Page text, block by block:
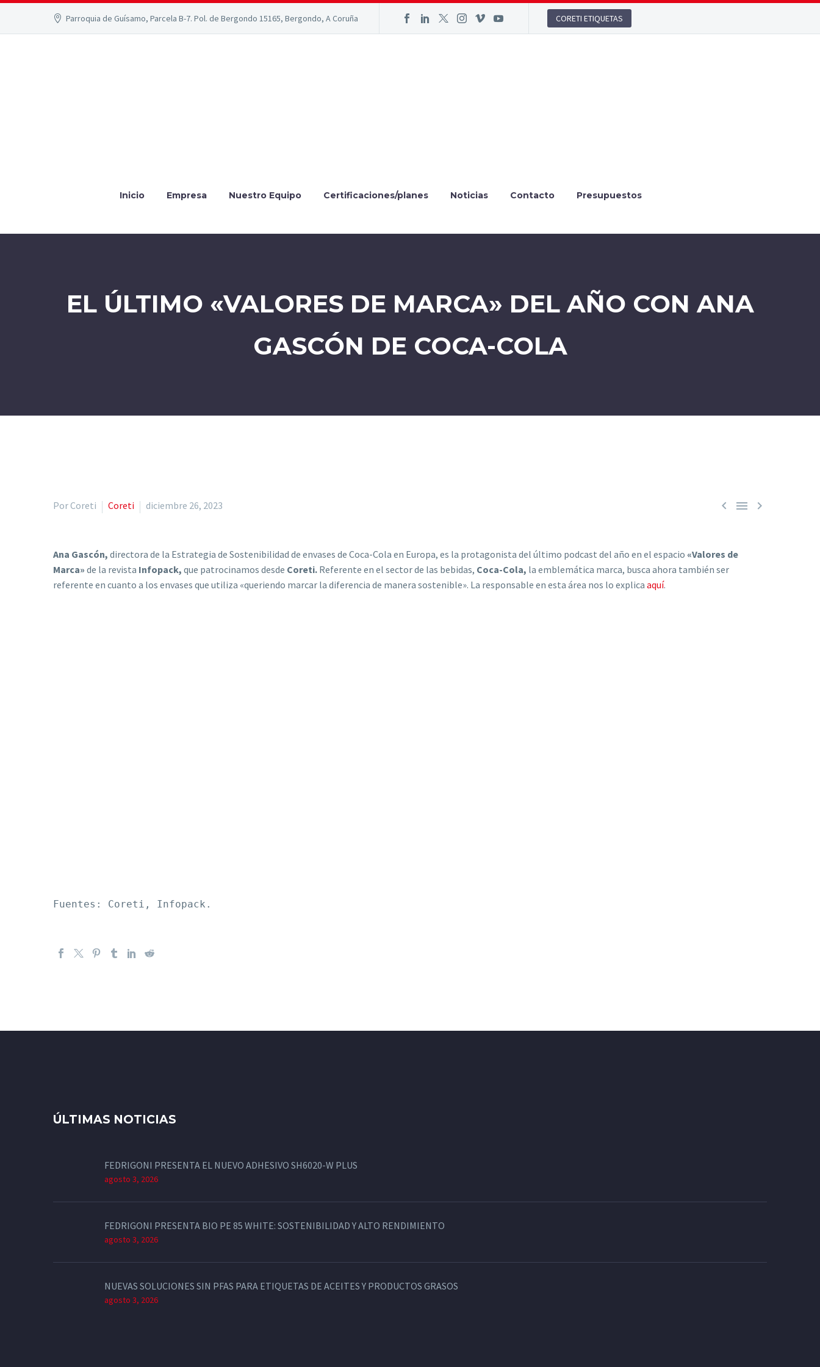
Parroquia de Guísamo, Parcela B-7. Pol. de Bergondo 15165, Bergondo, A Coruña CORETI ETIQUETAS
Inicio Empresa Nuestro Equipo Certificaciones/planes Noticias Contacto Presupuestos
EL ÚLTIMO «VALORES DE MARCA» DEL AÑO CON ANA
GASCÓN DE COCA-COLA
  
Por Coreti Coreti diciembre 26, 2023
Ana Gascón, directora de la Estrategia de Sostenibilidad de envases de Coca-Cola en Europa, es la protagonista del último podcast del año en el espacio «Valores de
Marca» de la revista Infopack, que patrocinamos desde Coreti. Referente en el sector de las bebidas, Coca-Cola, la emblemática marca, busca ahora también ser
referente en cuanto a los envases que utiliza «queriendo marcar la diferencia de manera sostenible». La responsable en esta área nos lo explica aquí.
Fuentes: Coreti, Infopack.
ÚLTIMAS NOTICIAS
FEDRIGONI PRESENTA EL NUEVO ADHESIVO SH6020-W PLUS
agosto 3, 2026
FEDRIGONI PRESENTA BIO PE 85 WHITE: SOSTENIBILIDAD Y ALTO RENDIMIENTO
agosto 3, 2026
NUEVAS SOLUCIONES SIN PFAS PARA ETIQUETAS DE ACEITES Y PRODUCTOS GRASOS
agosto 3, 2026